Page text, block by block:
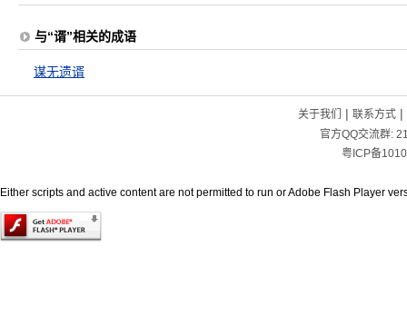
与“谞”相关的成语
谋无遗谞
关于我们 | 联系方式|
官方QQ交流群:
粤ICP备
Either scripts and active content are not permitted to run or Adobe Flash Player